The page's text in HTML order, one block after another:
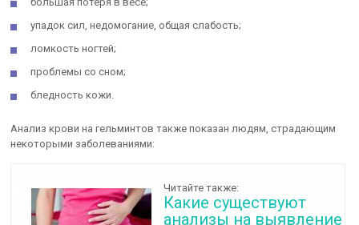
упадок сил, недомогание, общая слабость;
ломкость ногтей;
проблемы со сном;
бледность кожи.
Анализ крови на гельминтов также показан людям, страдающим
некоторыми заболеваниями:
Читайте также:
Какие существуют
анализы на выявление